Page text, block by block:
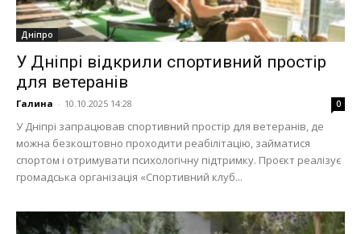
Дніпро
У Дніпрі відкрили спортивний простір
для ветеранів
Галина - 10.10.2025 14:28 0
У Дніпрі запрацював спортивний простір для ветеранів, де
можна безкоштовно проходити реабілітацію, займатися
спортом і отримувати психологічну підтримку. Проєкт реалізує
громадська організація «Спортивний клуб...